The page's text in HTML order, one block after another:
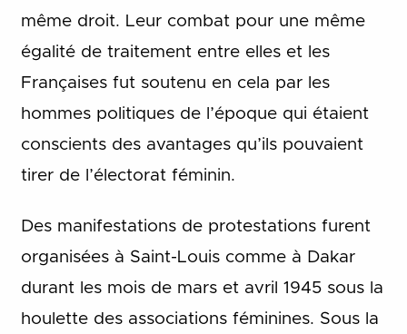
même droit. Leur combat pour une même
égalité de traitement entre elles et les
Françaises fut soutenu en cela par les
hommes politiques de l’époque qui étaient
conscients des avantages qu’ils pouvaient
tirer de l’électorat féminin.
Des manifestations de protestations furent
organisées à Saint-Louis comme à Dakar
durant les mois de mars et avril 1945 sous la
houlette des associations féminines. Sous la